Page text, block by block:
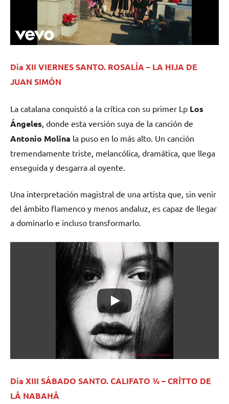
Día XII VIERNES SANTO. ROSALÍA – LA HIJA DE
JUAN SIMÓN
La catalana conquistó a la crítica con su primer Lp Los
Ángeles , donde esta versión suya de la canción de
Antonio Molina la puso en lo más alto. Un canción
tremendamente triste, melancólica, dramática, que llega
enseguida y desgarra al oyente.
Una interpretación magistral de una artista que, sin venir
del ámbito flamenco y menos andaluz, es capaz de llegar
a dominarlo e incluso transformarlo.
Día XIII SÁBADO SANTO. CALIFATO ¾ – CRÎTTO DE
LÂ NABAHÂ